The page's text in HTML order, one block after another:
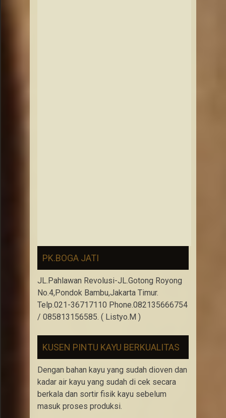
PK.BOGA JATI
JL.Pahlawan Revolusi-JL.Gotong Royong
No.4,Pondok Bambu,Jakarta Timur.
Telp.021-36717110 Phone.082135666754
/ 085813156585. ( Listyo.M )
KUSEN PINTU KAYU BERKUALITAS
Dengan bahan kayu yang sudah dioven dan
kadar air kayu yang sudah di cek secara
berkala dan sortir fisik kayu sebelum
masuk proses produksi.